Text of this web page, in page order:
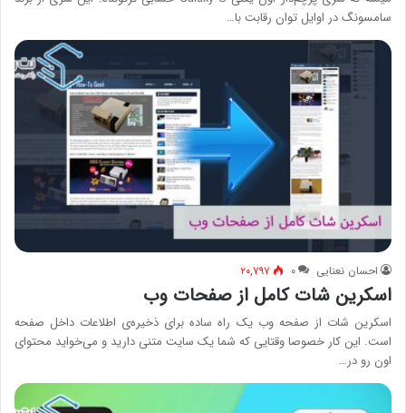
سامسونگ در اوایل توان رقابت با…
احسان نعنایی ۰ ۲۰,۷۹۷
اسکرین شات کامل از صفحات وب
اسکرین شات از صفحه وب یک راه ساده برای ذخیره‌ی اطلاعات داخل صفحه
است. این کار خصوصا وقتایی که شما یک سایت متنی دارید و می‌خواید محتوای
اون رو در…